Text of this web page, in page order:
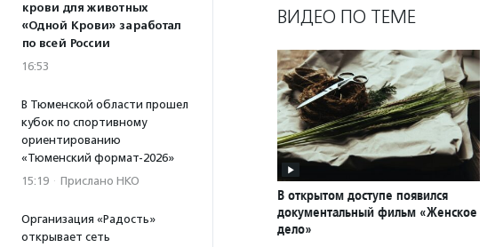
крови для животных
«Одной Крови» заработал
по всей России
16:53
В Тюменской области прошел
кубок по спортивному
ориентированию
«Тюменский формат-2026»
15:19 · Прислано НКО
Организация «Радость»
открывает сеть
ВИДЕО ПО ТЕМЕ
В открытом доступе появился
документальный фильм «Женское
дело»